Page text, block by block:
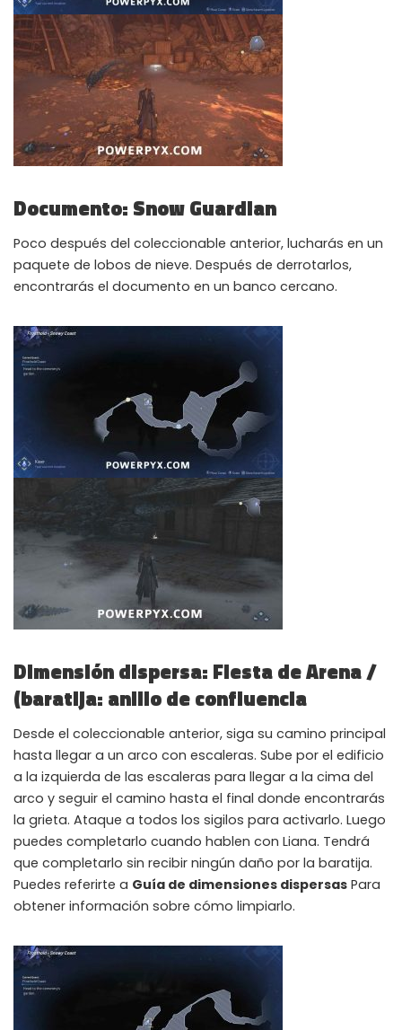
Documento: Snow Guardian
Poco después del coleccionable anterior, lucharás en un
paquete de lobos de nieve. Después de derrotarlos,
encontrarás el documento en un banco cercano.
Dimensión dispersa: Fiesta de Arena /
(baratija: anillo de confluencia
Desde el coleccionable anterior, siga su camino principal
hasta llegar a un arco con escaleras. Sube por el edificio
a la izquierda de las escaleras para llegar a la cima del
arco y seguir el camino hasta el final donde encontrarás
la grieta. Ataque a todos los sigilos para activarlo. Luego
puedes completarlo cuando hablen con Liana. Tendrá
que completarlo sin recibir ningún daño por la baratija.
Puedes referirte a Guía de dimensiones dispersas Para
obtener información sobre cómo limpiarlo.